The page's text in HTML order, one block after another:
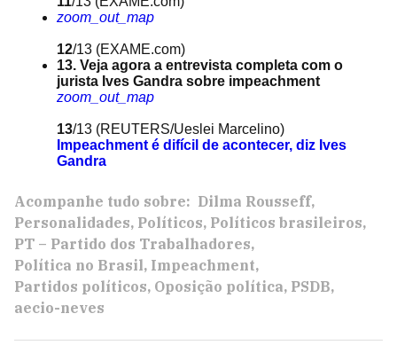
zoom_out_map
12/13 (EXAME.com)
13. Veja agora a entrevista completa com o
jurista Ives Gandra sobre impeachment
zoom_out_map
13/13 (REUTERS/Ueslei Marcelino)
Impeachment é difícil de acontecer, diz Ives
Gandra
Acompanhe tudo sobre: Dilma Rousseff
Personalidades Políticos Políticos brasileiros
PT – Partido dos Trabalhadores
Política no Brasil Impeachment
Partidos políticos Oposição política PSDB
aecio-neves